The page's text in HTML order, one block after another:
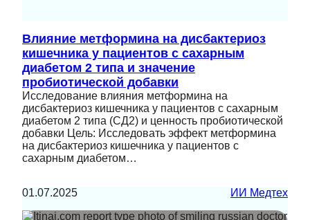
Влияние метформина на дисбактериоз
кишечника у пациентов с сахарным
диабетом 2 типа и значение
пробиотической добавки
Исследование влияния метформина на
дисбактериоз кишечника у пациентов с сахарным
диабетом 2 типа (СД2) и ценность пробиотической
добавки Цель: Исследовать эффект метформина
на дисбактериоз кишечника у пациентов с
сахарным диабетом…
01.07.2025 ИИ Медтех